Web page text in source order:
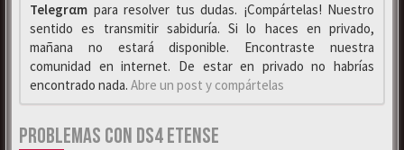
Telegrαm para resolver tus dudas. ¡Compártelas! Nuestro
sentido es transmitir sabiduría. Si lo haces en privado,
mañana no estará disponible. Encontraste nuestra
comunidad en internet. De estar en privado no habrías
encontrado nada. Abre un post y compártelas
PROBLEMAS CON DS4 ETENSE